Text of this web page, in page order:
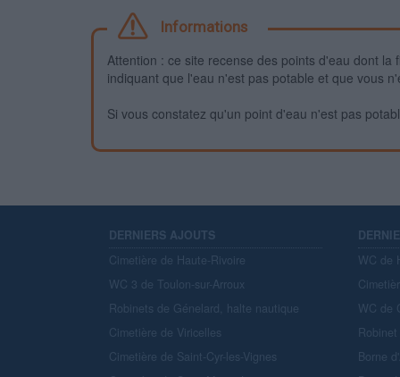
Informations
Attention : ce site recense des points d'eau dont
indiquant que l'eau n'est pas potable et que vous
Si vous constatez qu'un point d'eau n'est pas
DERNIERS AJOUTS
Cimetière de Haute-Rivoire
WC 3 de Toulon-sur-Arroux
Robinets de Génelard, halte nautique
Cimetière de Viricelles
Cimetière de Saint-Cyr-les-Vignes
WC de
WC de
Borne